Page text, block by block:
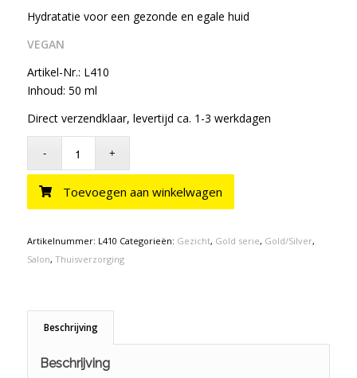
Hydratatie voor een gezonde en egale huid
VEGAN
Artikel-Nr.: L410
Inhoud: 50 ml
Direct verzendklaar, levertijd ca. 1-3 werkdagen
Toevoegen aan winkelwagen
Artikelnummer: L410 Categorieën: Gezicht, Gold serie, Gold/Silver,
Salon, Thuisverzorging
Beschrijving
Beschrijving